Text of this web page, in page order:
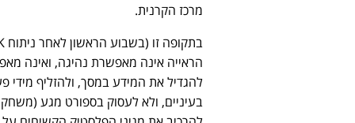
מרכז הקרנית.
הראייה אינה מאפשרת נהיגה, ואינה
להגדיל את המידע במסך, ולהזליף מידי
בעיניים, ולא לעסוק בספורט מגע